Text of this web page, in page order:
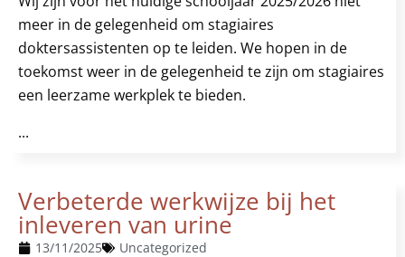
meer in de gelegenheid om stagiaires
doktersassistenten op te leiden. We hopen in de
toekomst weer in de gelegenheid te zijn om stagiaires
een leerzame werkplek te bieden.
...
Verbeterde werkwijze bij het
inleveren van urine
13/11/2025 Uncategorized